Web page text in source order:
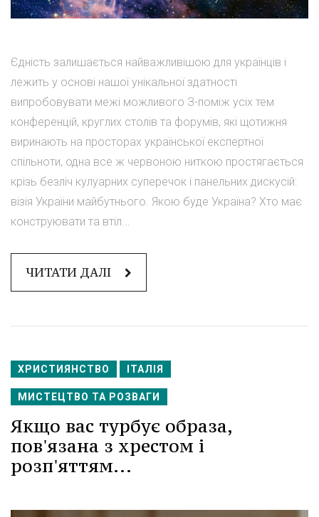
Єдність залишається найважливішою для українців і
лежить у основі нашої унікальної здатності
випробовувати межі можливого З-поміж усіх тем
конференцій, круглих столів та форумів, які щотижня
виринають на просторах української експертної
спільноти, одна все ж червоною ниткою простягається
крізь безліч кулуарних суперечок і панельних дискусій:
візія України майбутнього. Якою буде Україна? Хто має
конструювати та втіл...
ЧИТАТИ ДАЛІ
ХРИСТИЯНСТВО ІТАЛІЯ
МИСТЕЦТВО ТА РОЗВАГИ
Якщо вас турбує образа,
пов'язана з хрестом і
розп'яттям...